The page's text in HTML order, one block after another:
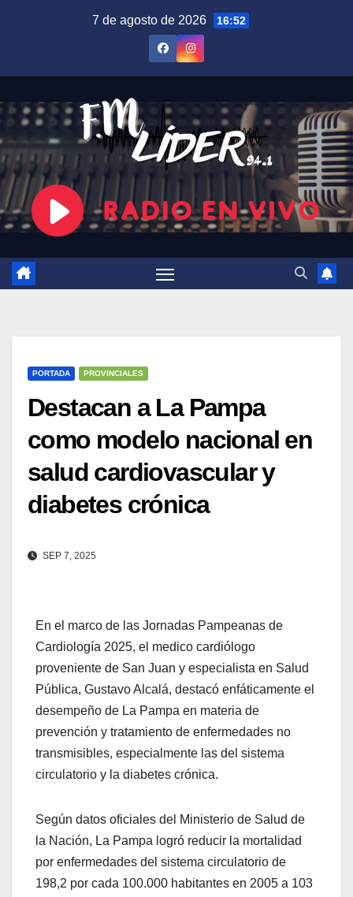
7 de agosto de 2026 16:52
PORTADA PROVINCIALES
Destacan a La Pampa
como modelo nacional en
salud cardiovascular y
diabetes crónica
SEP 7, 2025
En el marco de las Jornadas Pampeanas de
Cardiología 2025, el medico cardiólogo
proveniente de San Juan y especialista en Salud
Pública, Gustavo Alcalá, destacó enfáticamente el
desempeño de La Pampa en materia de
prevención y tratamiento de enfermedades no
transmisibles, especialmente las del sistema
circulatorio y la diabetes crónica.
Según datos oficiales del Ministerio de Salud de
la Nación, La Pampa logró reducir la mortalidad
por enfermedades del sistema circulatorio de
198,2 por cada 100.000 habitantes en 2005 a 103